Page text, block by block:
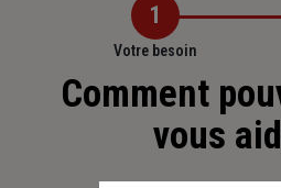
1
Votre besoin
Comment
vous